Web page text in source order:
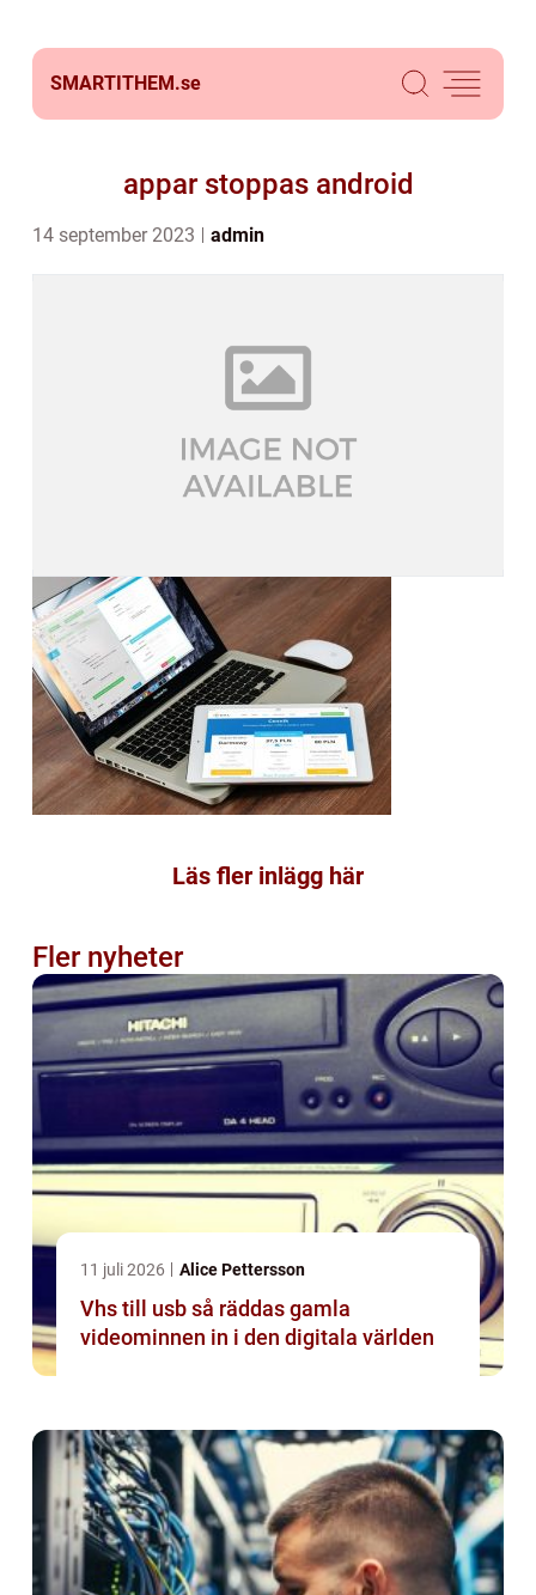
SMARTITHEM.se
appar stoppas android
14 september 2023 admin
Läs fler inlägg här
Fler nyheter
11 juli 2026 Alice Pettersson
Vhs till usb så räddas gamla
videominnen in i den digitala världen